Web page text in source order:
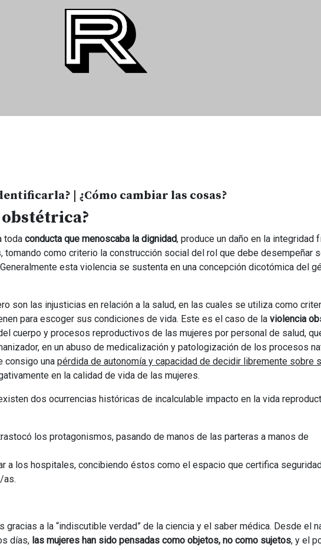
| ¿Cómo cambiar las cosas?
toda conducta que menoscaba la dignidad, produce un daño en la integridad
tomando como criterio la construcción social del rol que debe desempeñar
esta violencia se sustenta en una concepción dicotómica del
son las injusticias en relación a la salud, en las cuales se utiliza como
para escoger sus condiciones de vida. Este es el caso de la violencia
cuerpo y procesos reproductivos de las mujeres por personal de salud,
en un abuso de medicalización y patologización de los procesos
consigo una pérdida de autonomía y capacidad de decidir libremente sobre
en la calidad de vida de las mujeres.
dos ocurrencias históricas de incalculable impacto en la vida
los protagonismos, pasando de manos de las parteras a manos de
a los hospitales, concibiendo éstos como el espacio que certifica
as.
a la “indiscutible verdad” de la ciencia y el saber médica. Desde el
días, las mujeres han sido pensadas como objetos, no como sujetos, y el